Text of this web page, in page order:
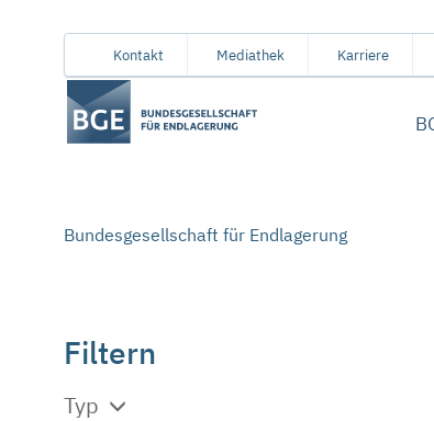
folgenden
InhaltsbereichKontakt Mediathek Karriere
Bundesgesellschaft für Endlagerung
Filtern
Typ